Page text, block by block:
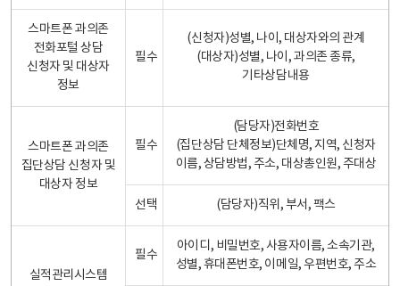
스마트폰 과의존
전화포털 상담
신청자 및 대상자
정보
필수
(신청자)성별, 나이, 대상자와의 관계
(대상자)성별, 나이, 과의존 종류,
기타상담내용
스마트폰 과의존
집단상담 신청자 및
대상자 정보
필수
(담당자)전화번호
(집단상담 단체정보)단체명, 지역, 신청자
이름, 상담방법, 주소, 대상총인원, 주대상
선택 (담당자)직위, 부서, 팩스
실적관리시스템
필수
아이디, 비밀번호, 사용자이름, 소속기관,
성별, 휴대폰번호, 이메일, 우편번호, 주소